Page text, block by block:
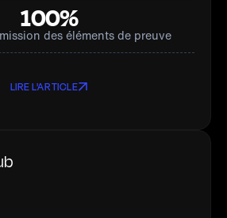
100%
des éléments de preuve
LIRE L'ARTICLE